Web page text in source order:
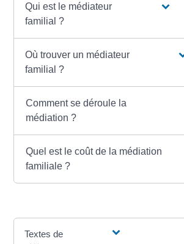
Qui est le médiateur
familial ?
Où trouver un médiateur
familial ?
Comment se déroule la
médiation ?
Quel est le coût de la médiation
familiale ?
Textes de